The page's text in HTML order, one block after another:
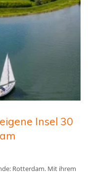
Insel 30
Rotterdam. Mit ihrem